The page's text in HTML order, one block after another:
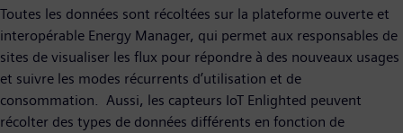
Toutes les données sont récoltées sur la plateforme ouverte et
interopérable Energy Manager, qui permet aux responsables de
sites de visualiser les flux pour répondre à des nouveaux usages
et suivre les modes récurrents d’utilisation et de
consommation. Aussi, les capteurs IoT Enlighted peuvent
récolter des types de données différents en fonction de